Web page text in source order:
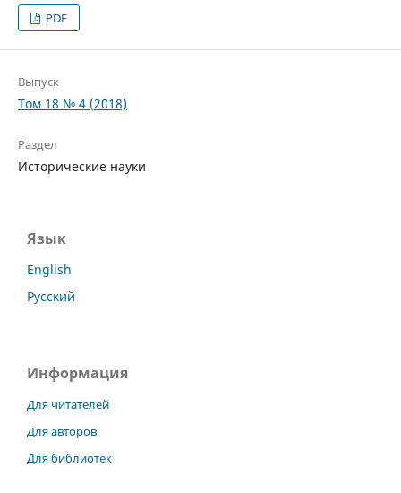
PDF
Выпуск
Том 18 № 4 (2018)
Раздел
Исторические науки
Язык
English
Русский
Информация
Для читателей
Для авторов
Для библиотек